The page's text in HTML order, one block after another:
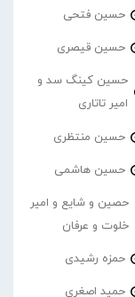
حسین فتحی
حسین قیصری
حسین کینگ سد و
امیر تاتاری
حسین منتظری
حسین هاشمی
حصین و شایع و امیر
خلوت و عرفان
حمزه رشیدی
حمید اصغری